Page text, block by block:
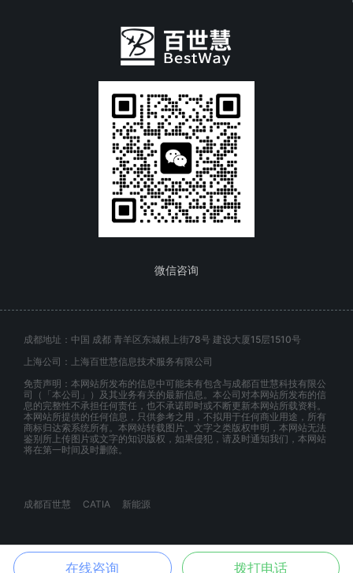
微信咨询
成都地址：中国 成都 青羊区东城根上街78号 建设大厦15层1510号
上海公司：上海百世慧信息技术服务有限公司
免责声明：本网站所发布的信息中可能未有包含与成都百世慧科技有限公
司（「本公司」）及其业务有关的最新信息。本公司对本网站所发布的信
息的完整性不承担任何责任，也不承诺即时或不断更新本网站所载资料。
本网站所提供的任何信息，只供参考之用，不拟用于任何商业用途，所有
商标归达索系统所有。本网站转载图片、文字之类版权申明，本网站无法
鉴别所上传图片或文字的知识版权，如果侵犯，请及时通知我们，本网站
将在第一时间及时删除。
成都百世慧 CATIA 新能源
© 百世慧 2020.ALL RIGHTS RESERVED.蜀ICP备20009264号-9
在线咨询 拨打电话